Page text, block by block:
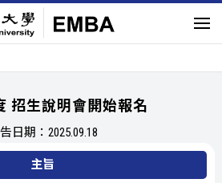
招生說明會開始報名
日期：2025.09.18
主旨